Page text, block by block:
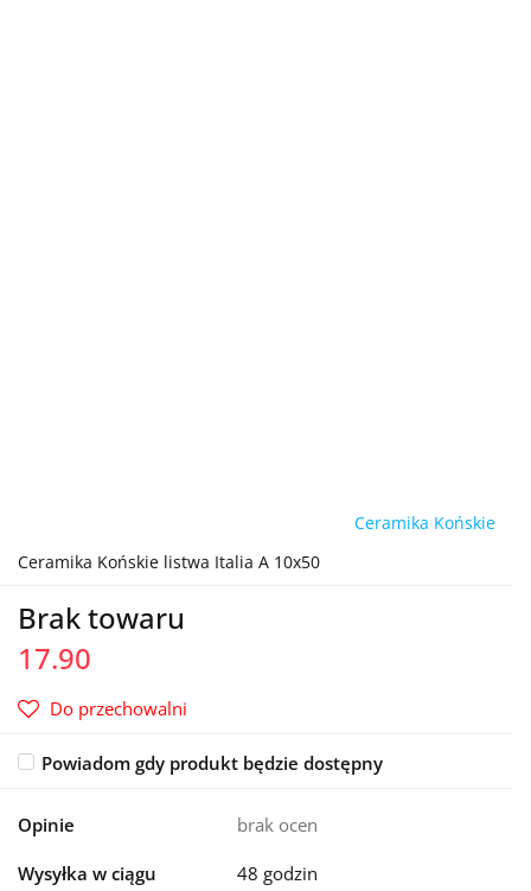
Ceramika Końskie
Ceramika Końskie listwa Italia A 10x50
Brak towaru
17.90
Do przechowalni
Powiadom gdy produkt będzie dostępny
Opinie brak ocen
Wysyłka w ciągu 48 godzin